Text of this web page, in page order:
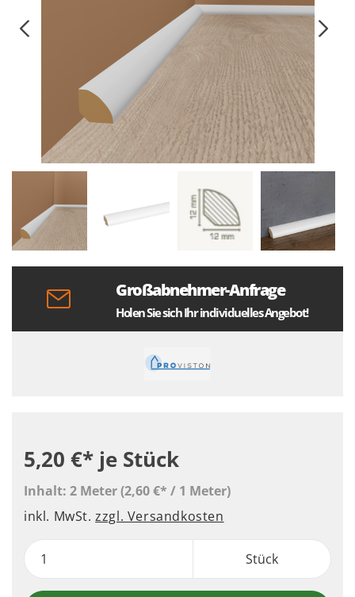
Großabnehmer-Anfrage
Holen Sie sich Ihr individuelles Angebot!
5,20 €* je Stück
Inhalt: 2 Meter(2,60 €* / 1 Meter)
inkl. MwSt.zzgl. Versandkosten
Stück